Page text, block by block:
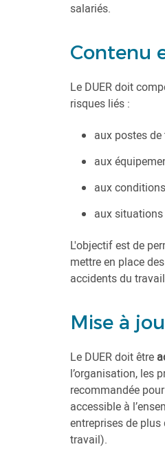
salariés.
Contenu
Le DUER doit
risques liés :
aux postes
aux
aux
aux
L'objectif est de
mettre en place
accidents du
Mise à
Le DUER doit être
l’organisation, les
recommandée
accessible à
entreprises de plus
travail).